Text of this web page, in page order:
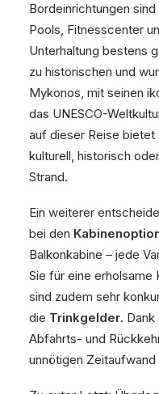
Bordeinrichtungen
Pools, Fitnesscenter
Unterhaltung bestens
zu historischen und
Mykonos, mit seinen
das UNESCO-
auf dieser Reise bietet
kulturell, historisch
Strand.
Ein weiterer
bei den
Balkonkabine – jede
Sie für eine erholsame
sind zudem sehr
die Trinkgelder.
Abfahrts- und
unnötigen